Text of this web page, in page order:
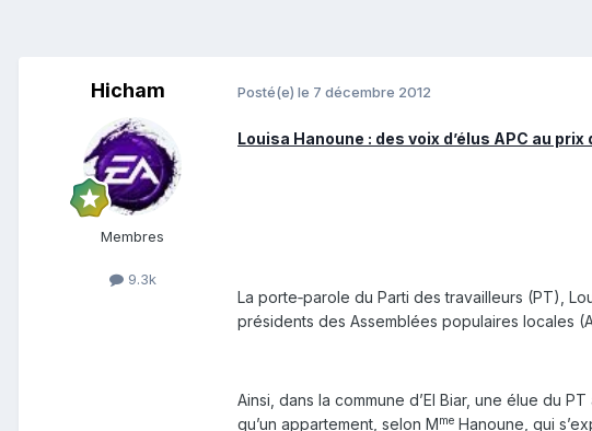
Hicham
Membres
9.3k
Posté(e) le 7 décembre 2012
Louisa Hanoune : des voix d’élus APC au
La porte‑parole du Parti des travailleurs (PT),
présidents des Assemblées populaires locales
Ainsi, dans la commune d’El Biar, une élue du
qu’un appartement, selon Mme Hanoune, qui